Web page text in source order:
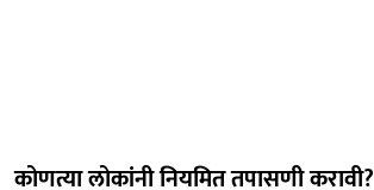
कोणत्या लोकांनी नियमित तपासणी करावी?